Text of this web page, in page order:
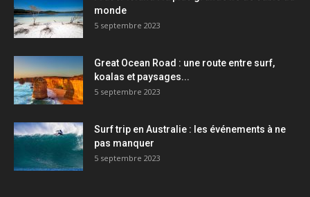
monde
5 septembre 2023
Great Ocean Road : une route entre surf,
koalas et paysages...
5 septembre 2023
Surf trip en Australie : les événements à ne
pas manquer
5 septembre 2023